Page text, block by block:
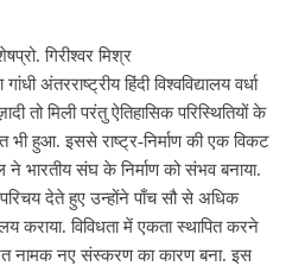
गिरीश्वर मिश्र
अंतरराष्ट्रीय हिंदी विश्वविद्यालय वर्धा
तो मिली परंतु ऐतिहासिक परिस्थितियों के
हुआ. इससे राष्ट्र-निर्माण की एक विकट
भारतीय संघ के निर्माण को संभव बनाया.
देते हुए उन्होंने पाँच सौ से अधिक
कराया. विविधता में एकता स्थापित करने
नामक नए संस्करण का कारण बना. इस